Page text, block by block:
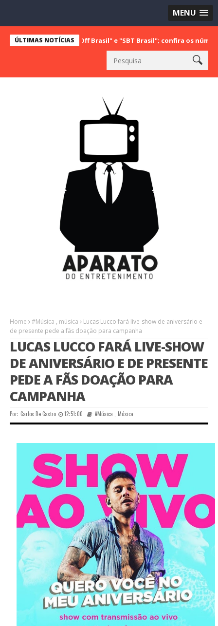
MENU
ÚLTIMAS NOTÍCIAS
com "Bake Off Brasil" e "SBT Brasil"; confira os números do
Home #Música , música
Lucas Lucco fará live-show de aniversário e
de presente pede a fãs doação para campanha
LUCAS LUCCO FARÁ LIVE-SHOW
DE ANIVERSÁRIO E DE PRESENTE
PEDE A FÃS DOAÇÃO PARA
CAMPANHA
Por: Carlos De Castro 12:51:00 #Música ,Música